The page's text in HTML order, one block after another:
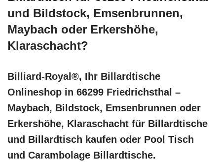
und Bildstock, Emsenbrunnen,
Maybach oder Erkershöhe,
Klaraschacht?
Billiard-Royal®, Ihr Billardtische
Onlineshop in 66299 Friedrichsthal –
Maybach, Bildstock, Emsenbrunnen oder
Erkershöhe, Klaraschacht für Billardtische
und Billardtisch kaufen oder Pool Tisch
und Carambolage Billardtische.